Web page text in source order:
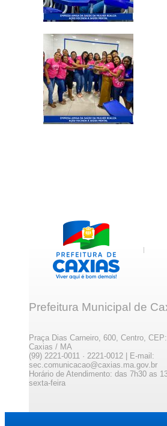
Prefeitura Municipal de
Praça Dias Carneiro, 600, Centro,
Caxias / MA
(99) 2221-0011 · 2221-0012 | E-mail:
sec.comunicacao@caxias.ma.gov.br
Horário de Atendimento: das 7h30 as
sexta-feira